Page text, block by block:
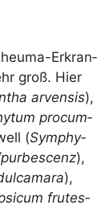
Erkran­
groß. Hier
arven­sis),
pro­cum­
(Sym­phy­
),
),
fru­te­s­